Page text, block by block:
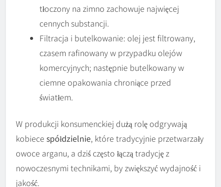
tłoczony na zimno zachowuje najwięcej
cennych substancji.
Filtracja i butelkowanie: olej jest filtrowany,
czasem rafinowany w przypadku olejów
komercyjnych; następnie butelkowany w
ciemne opakowania chroniące przed
światłem.
W produkcji konsumenckiej dużą rolę odgrywają
kobiece spółdzielnie, które tradycyjnie przetwarzały
owoce arganu, a dziś często łączą tradycję z
nowoczesnymi technikami, by zwiększyć wydajność i
jakość.